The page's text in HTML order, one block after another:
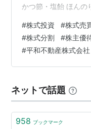
かつ節・塩飴 ほんの
room.rakuten.co.jp
【公式】2023年開設
#株式投資 #株式売
#株式分割 #株主優
#平和不動産株式会社
ネットで話題
958 ブックマーク